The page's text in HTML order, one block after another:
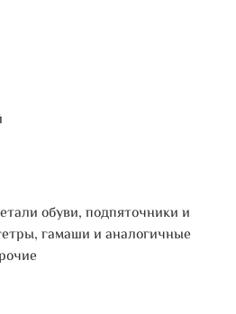
обуви, подпяточники и
гамаши и аналогичные